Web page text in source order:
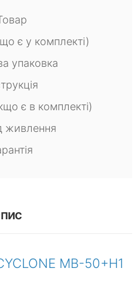
є у комплекті)
упаковка
є в комплекті)
живлення
MB-50+H1